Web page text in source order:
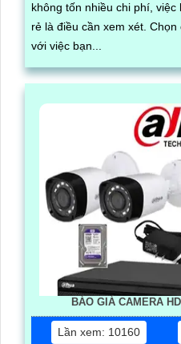
không tốn nhiều chi phí,
rẻ là điều cần xem xét. Chọn camera giá rẻ đồng nghĩa
với việc bạn...
BÁO GIÁ CAMERA
Lần xem: 10160